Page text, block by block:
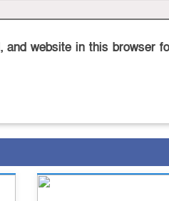
and website in this browser